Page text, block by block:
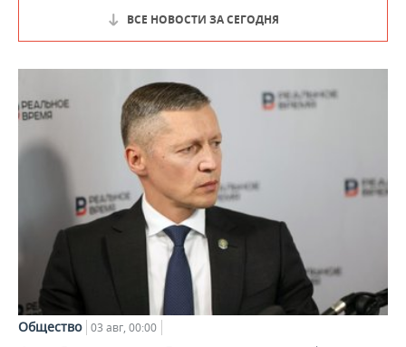
ВСЕ НОВОСТИ ЗА СЕГОДНЯ
Общество 03 авг, 00:00